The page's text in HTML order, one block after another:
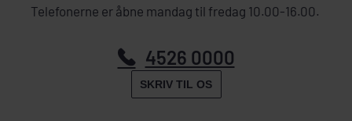
Telefonerne er åbne mandag til fredag 10.00-16.00.
4526 0000
SKRIV TIL OS